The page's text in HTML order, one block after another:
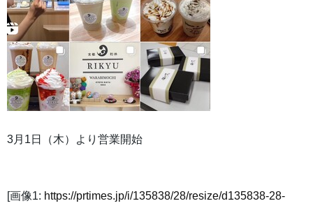
3月1日（木）より営業開始
[画像1: https://prtimes.jp/i/135838/28/resize/d135838-28-